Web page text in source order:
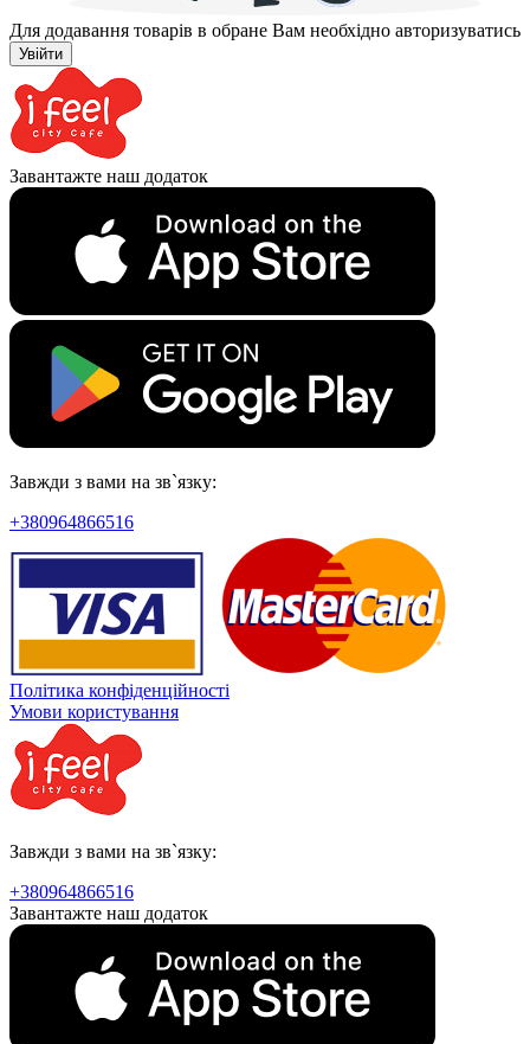
Для додавання товарів в обране Вам необхідно авторизуватись
Увійти
Завантажте наш додаток
Завжди з вами на зв`язку:
+380964866516
Політика конфіденційності
Умови користування
Завжди з вами на зв`язку:
+380964866516
Завантажте наш додаток